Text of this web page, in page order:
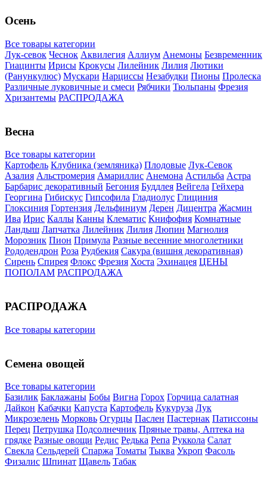
Осень
Все товары категории
Лук-севок Чеснок Аквилегия Аллиум Анемоны Безвременник
Гиацинты Ирисы Крокусы Лилейник Лилия Лютики
(Ранункулюс) Мускари Нарцисcы Незабудки Пионы Пролеска
Различные луковичные и смеси Рябчики Тюльпаны Фрезия
Хризантемы РАСПРОДАЖА
Весна
Все товары категории
Картофель Клубника (земляника) Плодовые Лук-Севок
Азалия Альстромерия Амариллис Анемона Астильба Астра
Барбарис декоративный Бегония Буддлея Вейгела Гейхера
Георгина Гибискус Гипсофила Гладиолус Глициния
Глоксиния Гортензия Дельфиниум Дерен Дицентра Жасмин
Ива Ирис Каллы Канны Клематис Книфофия Комнатные
Ландыш Лапчатка Лилейник Лилия Люпин Магнолия
Морозник Пион Примула Разные весенние многолетники
Рододендрон Роза Рудбекия Сакура (вишня декоративная)
Сирень Спирея Флокс Фрезия Хоста Эхинацея ЦЕНЫ
ПОПОЛАМ РАСПРОДАЖА
РАСПРОДАЖА
Все товары категории
Семена овощей
Все товары категории
Базилик Баклажаны Бобы Вигна Горох Горчица салатная
Дайкон Кабачки Капуста Картофель Кукуруза Лук
Микрозелень Морковь Огурцы Паслен Пастернак Патиссоны
Перец Петрушка Подсолнечник Пряные травы, Аптека на
грядке Разные овощи Редис Редька Репа Руккола Салат
Свекла Сельдерей Спаржа Томаты Тыква Укроп Фасоль
Физалис Шпинат Щавель Табак